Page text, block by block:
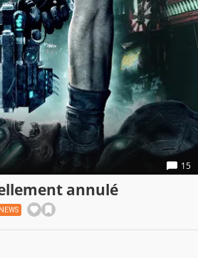
15
annulé
NEWS